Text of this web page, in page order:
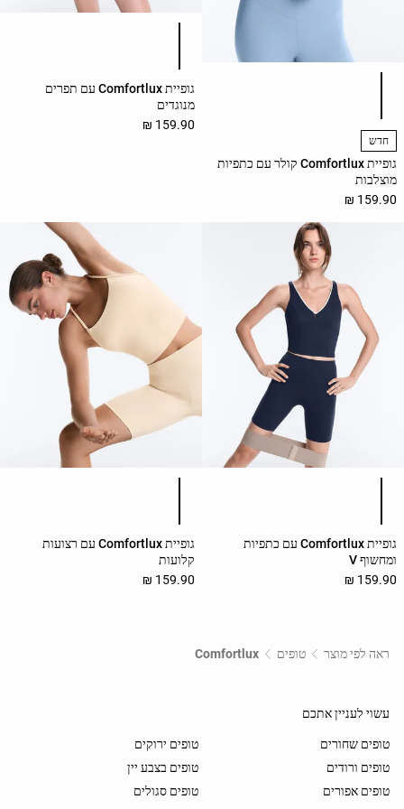
חדש
גופיית Comfortlux קולר עם כתפיות
מוצלבות
159.90 ₪
גופיית Comfortlux עם תפרים
מנוגדים
159.90 ₪
רשימת צבעי המוצר
גופיית Comfortlux עם כתפיות
ומחשוף V
159.90 ₪
רשימת צבעי המוצר
גופיית Comfortlux עם רצועות
קלועות
159.90 ₪
ראה לפי מוצר טופים Comfortlux
עשוי לעניין אתכם
טופים שחורים
טופים ירוקים
טופים ורודים
טופים בצבע יין
טופים אפורים
טופים סגולים